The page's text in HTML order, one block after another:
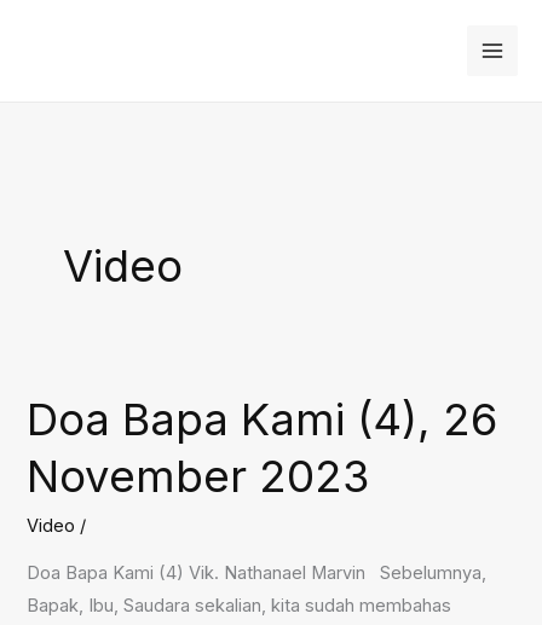
Video
Doa Bapa Kami (4), 26
November 2023
Video /
Doa Bapa Kami (4) Vik. Nathanael Marvin Sebelumnya,
Bapak, Ibu, Saudara sekalian, kita sudah membahas